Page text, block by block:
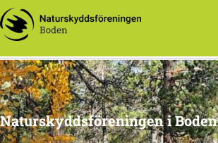
Naturskyddsföreningen i Boden